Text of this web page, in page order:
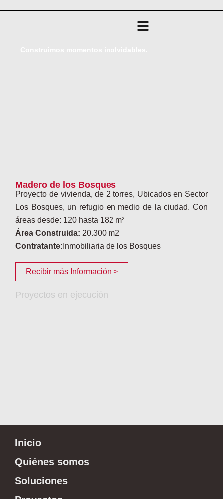
Flyout
Madero de los Bosques
Proyecto de vivienda, de 2 torres, Ubicados en Sector
Los Bosques, un refugio en medio de la ciudad. Con
áreas desde: 120 hasta 182 m²
Área Construida: 20.300 m2
Contratante: Inmobiliaria de los Bosques
Recibir más Información >
Proyectos en ejecución
Inicio
Quiénes somos
Soluciones